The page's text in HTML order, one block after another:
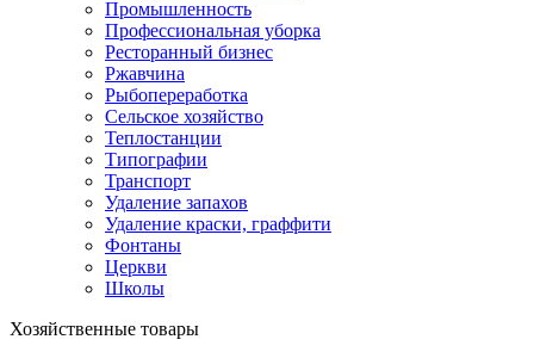
Промышленность
Профессиональная уборка
Ресторанный бизнес
Ржавчина
Рыбопереработка
Сельское хозяйство
Теплостанции
Типографии
Транспорт
Удаление запахов
Удаление краски, граффити
Фонтаны
Церкви
Школы
Хозяйственные товары